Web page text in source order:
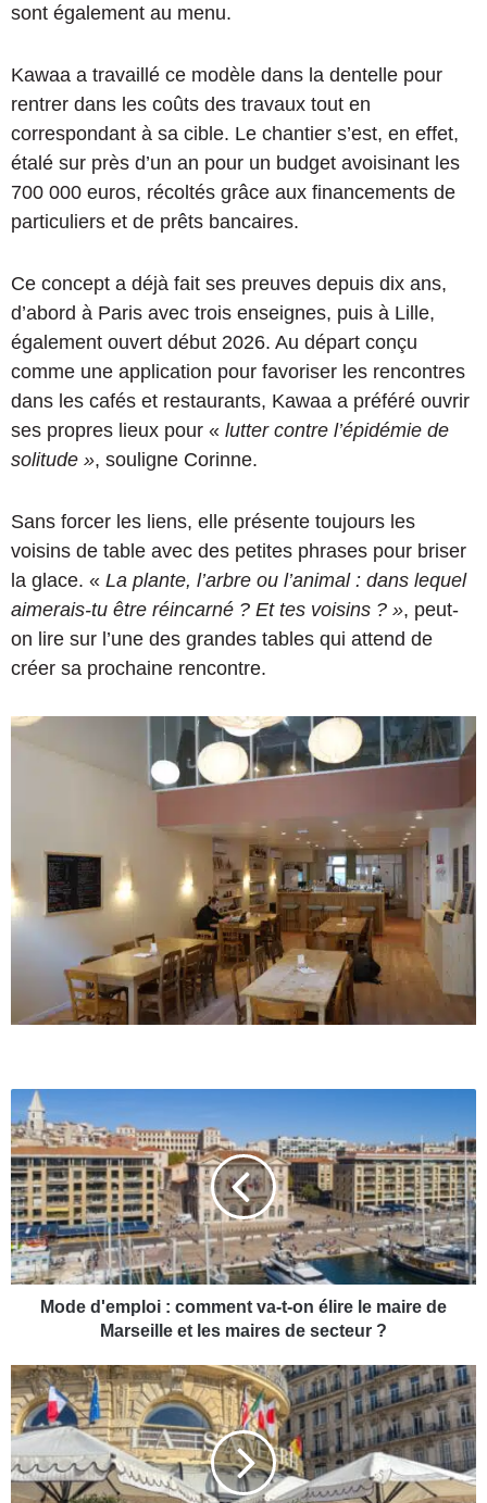
sont également au menu.
Kawaa a travaillé ce modèle dans la dentelle pour
rentrer dans les coûts des travaux tout en
correspondant à sa cible. Le chantier s’est, en effet,
étalé sur près d’un an pour un budget avoisinant les
700 000 euros, récoltés grâce aux financements de
particuliers et de prêts bancaires.
Ce concept a déjà fait ses preuves depuis dix ans,
d’abord à Paris avec trois enseignes, puis à Lille,
également ouvert début 2026. Au départ conçu
comme une application pour favoriser les rencontres
dans les cafés et restaurants, Kawaa a préféré ouvrir
ses propres lieux pour « lutter contre l’épidémie de
solitude », souligne Corinne.
Sans forcer les liens, elle présente toujours les
voisins de table avec des petites phrases pour briser
la glace. « La plante, l’arbre ou l’animal : dans lequel
aimerais-tu être réincarné ? Et tes voisins ? », peut-
on lire sur l’une des grandes tables qui attend de
créer sa prochaine rencontre.
o
d
e
d
'
e
m
p
:
c
o
m
m
e
Mode d'emploi : comment va-t-on élire le maire de
Marseille et les maires de secteur ?
S
u
r
l
e
V